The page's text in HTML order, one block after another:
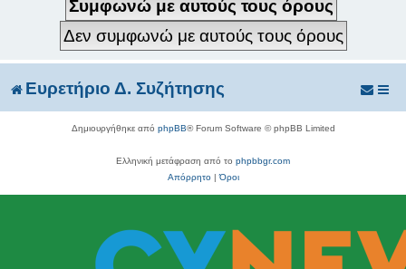
Ευρετήριο Δ. Συζήτησης
Δημιουργήθηκε από phpBB® Forum Software © phpBB Limited
Ελληνική μετάφραση από το phpbbgr.com
Απόρρητο|Όροι